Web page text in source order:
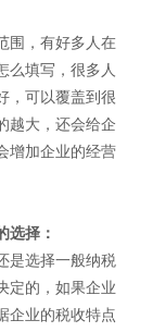
围，有好多人在
么填写，很多人
，可以覆盖到很
越大，还会给企
增加企业的经营
选择：
是选择一般纳税
定的，如果企业
企业的税收特点